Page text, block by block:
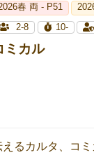
春 両 - P51
2-8
10-
ミカル
えるカルタ、コミ